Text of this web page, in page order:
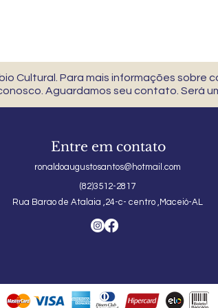
Cultural. Para mais informações sobre
Aguardamos seu contato. Será
Entre em contato
ronaldoaugustosantos@hotmail.com
(82)3512-2817
Rua Barao de Atalaia ,24-c- centro ,Maceió-AL